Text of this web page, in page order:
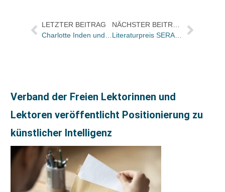
LETZTER BEITRAG
Verband der Freien Lektorinnen und
Lektoren veröffentlicht Positionierung zu
künstlicher Intelligenz